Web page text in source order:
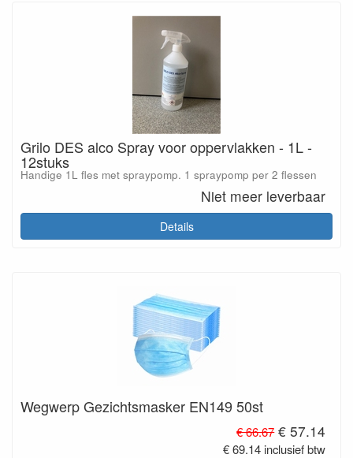
Grilo DES alco Spray voor oppervlakken - 1L -
12stuks
Handige 1L fles met spraypomp. 1 spraypomp per 2 flessen
Niet meer leverbaar
Details
Wegwerp Gezichtsmasker EN149 50st
€ 66.67 € 57.14
€ 69.14 inclusief btw